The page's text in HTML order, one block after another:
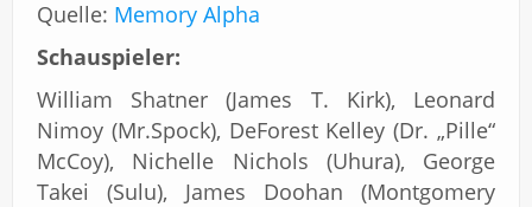
Quelle: Memory Alpha
Schauspieler:
William Shatner (James T. Kirk), Leonard
Nimoy (Mr.Spock), DeForest Kelley (Dr. „Pille“
McCoy), Nichelle Nichols (Uhura), George
Takei (Sulu), James Doohan (Montgomery